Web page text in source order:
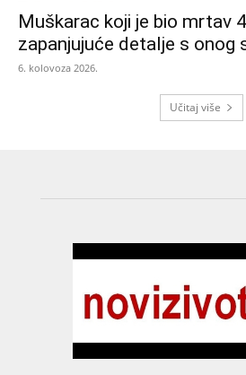
Muškarac koji je bio mrtav
zapanjujuće detalje s onog
6. kolovoza 2026.
Učitaj više